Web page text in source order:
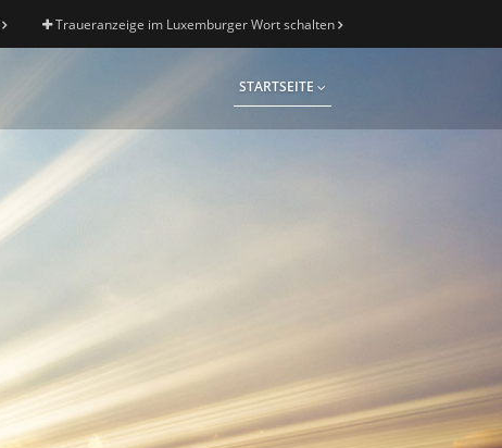
Traueranzeige im Luxemburger Wort schalten
STARTSEITE